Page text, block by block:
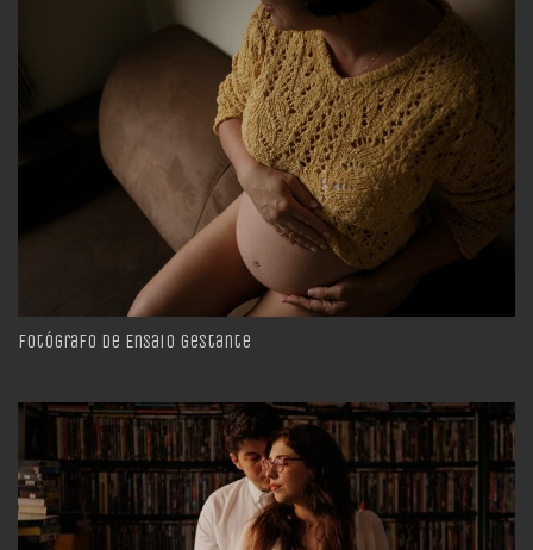
Fotógrafo de Ensaio Gestante